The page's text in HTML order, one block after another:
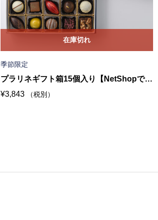
季節限定
プラリネギフト箱15個入り【NetShopでの
販売は終了いたしました】
¥3,843 （税別）
在庫切れ